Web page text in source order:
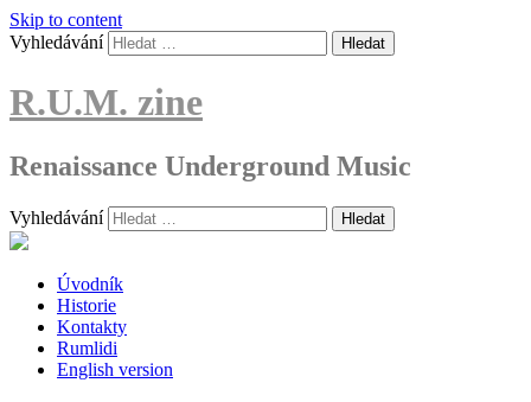
Skip to content
Vyhledávání
R.U.M. zine
Renaissance Underground Music
Vyhledávání
Úvodník
Historie
Kontakty
Rumlidi
English version